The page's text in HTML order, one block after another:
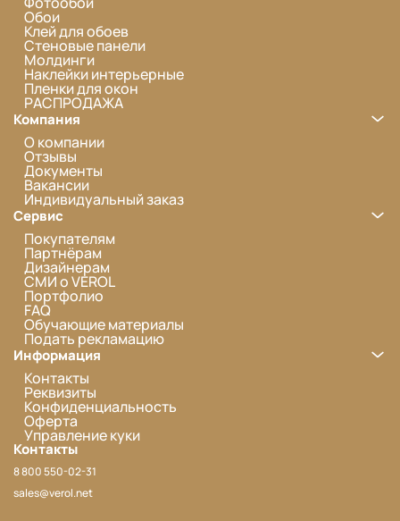
Обои
Клей для обоев
Стеновые панели
Молдинги
Наклейки интерьерные
Пленки для окон
РАСПРОДАЖА
Компания
О компании
Отзывы
Документы
Вакансии
Индивидуальный заказ
Сервис
Покупателям
Партнёрам
Дизайнерам
СМИ о VEROL
Портфолио
FAQ
Обучающие материалы
Подать рекламацию
Информация
Контакты
Реквизиты
Конфиденциальность
Оферта
Управление куки
Контакты
8 800 550-02-31
sales@verol.net